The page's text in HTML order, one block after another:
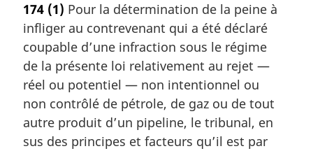
t
e
m
a
g
i
n
a
174 (1) Pour la détermination de la peine à
infliger au contrevenant qui a été déclaré
coupable d’une infraction sous le régime
de la présente loi relativement au rejet —
réel ou potentiel — non intentionnel ou
non contrôlé de pétrole, de gaz ou de tout
autre produit d’un pipeline, le tribunal, en
sus des principes et facteurs qu’il est par